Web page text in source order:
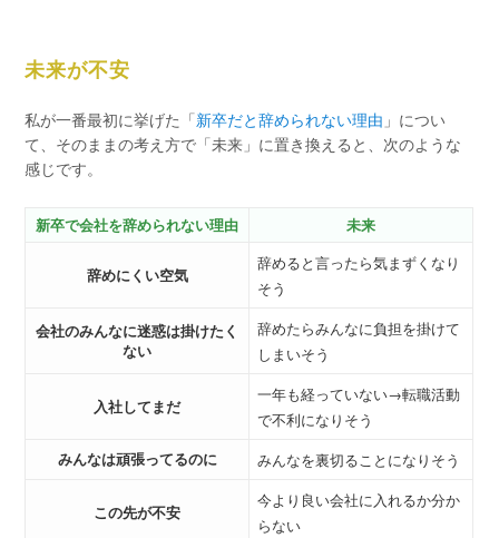
未来が不安
私が一番最初に挙げた「新卒だと辞められない理由 」につい
て、そのままの考え方で「未来」に置き換えると、次のような
感じです。
新卒で会社を辞められない理由 未来
辞めにくい空気
辞めると言ったら気まずくなり
そう
会社のみんなに迷惑は掛けたく
ない
辞めたらみんなに負担を掛けて
しまいそう
入社してまだ
一年も経っていない→転職活動
で不利になりそう
みんなは頑張ってるのに
みんなを裏切ることになりそう
この先が不安
今より良い会社に入れるか分か
らない